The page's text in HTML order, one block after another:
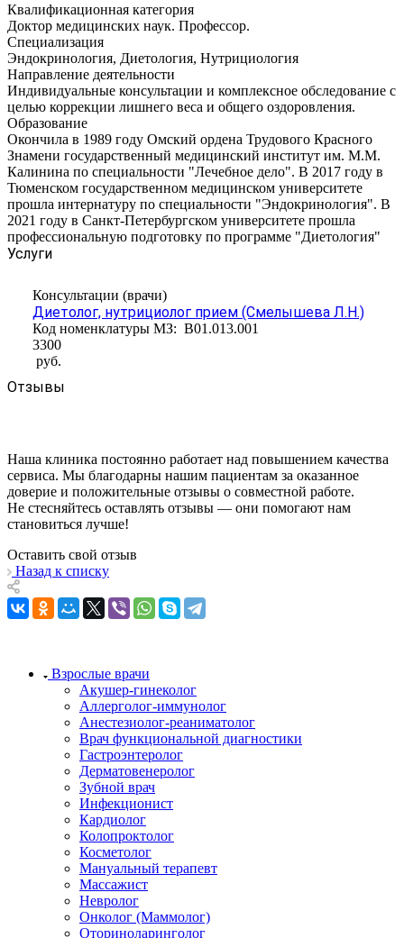
Квалификационная категория
Доктор медицинских наук. Профессор.
Специализация
Эндокринология, Диетология, Нутрициология
Направление деятельности
Индивидуальные консультации и комплексное обследование с
целью коррекции лишнего веса и общего оздоровления.
Образование
Окончила в 1989 году Омский ордена Трудового Красного
Знамени государственный медицинский институт им. М.М.
Калинина по специальности "Лечебное дело". В 2017 году в
Тюменском государственном медицинском университете
прошла интернатуру по специальности "Эндокринология". В
2021 году в Санкт-Петербургском университете прошла
профессиональную подготовку по программе "Диетология"
Услуги
Консультации (врачи)
Диетолог, нутрициолог прием (Смелышева Л.Н.)
Код номенклатуры МЗ: B01.013.001
3300
руб.
Отзывы
Наша клиника постоянно работает над повышением качества
сервиса. Мы благодарны нашим пациентам за оказанное
доверие и положительные отзывы о совместной работе.
Не стесняйтесь оставлять отзывы — они помогают нам
становиться лучше!
Оставить свой отзыв
Назад к списку
Взрослые врачи
Акушер-гинеколог
Аллерголог-иммунолог
Анестезиолог-реаниматолог
Врач функциональной диагностики
Гастроэнтеролог
Дерматовенеролог
Зубной врач
Инфекционист
Кардиолог
Колопроктолог
Косметолог
Мануальный терапевт
Массажист
Невролог
Онколог (Маммолог)
Оториноларинголог